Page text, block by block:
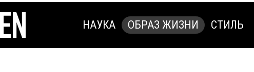
НАУКА ОБРАЗ ЖИЗНИ СТИЛЬ